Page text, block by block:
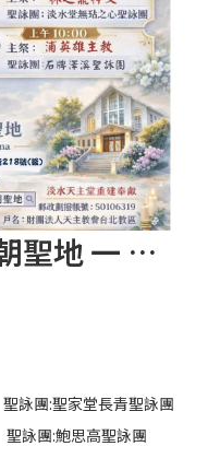
2026淡水堂聖母朝聖地 一 朝聖彌撒
團:聖家堂長青聖詠團
詠團:鮑思高聖詠團